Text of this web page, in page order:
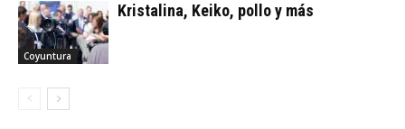
Coyuntura
Kristalina, Keiko, pollo y más